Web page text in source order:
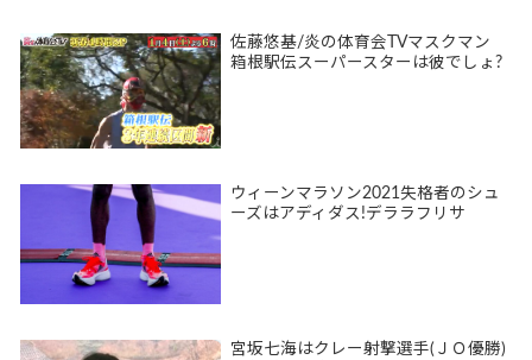
佐藤悠基/炎の体育会TVマスクマン
箱根駅伝スーパースターは彼でしょ?
ウィーンマラソン2021失格者のシュ
ーズはアディダス!デララフリサ
宮坂七海はクレー射撃選手(ＪＯ優勝)